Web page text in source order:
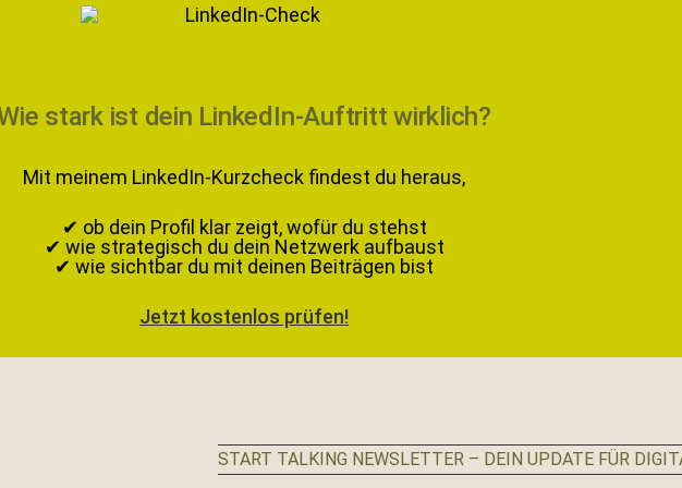
stark ist dein LinkedIn-Auftritt wirklich?
Mit meinem LinkedIn-Kurzcheck findest du heraus,
✔ ob dein Profil klar zeigt, wofür du stehst
✔ wie strategisch du dein Netzwerk aufbaust
✔ wie sichtbar du mit deinen Beiträgen bist
Jetzt kostenlos prüfen!
START TALKING NEWSLETTER – DEIN UPDATE FÜR